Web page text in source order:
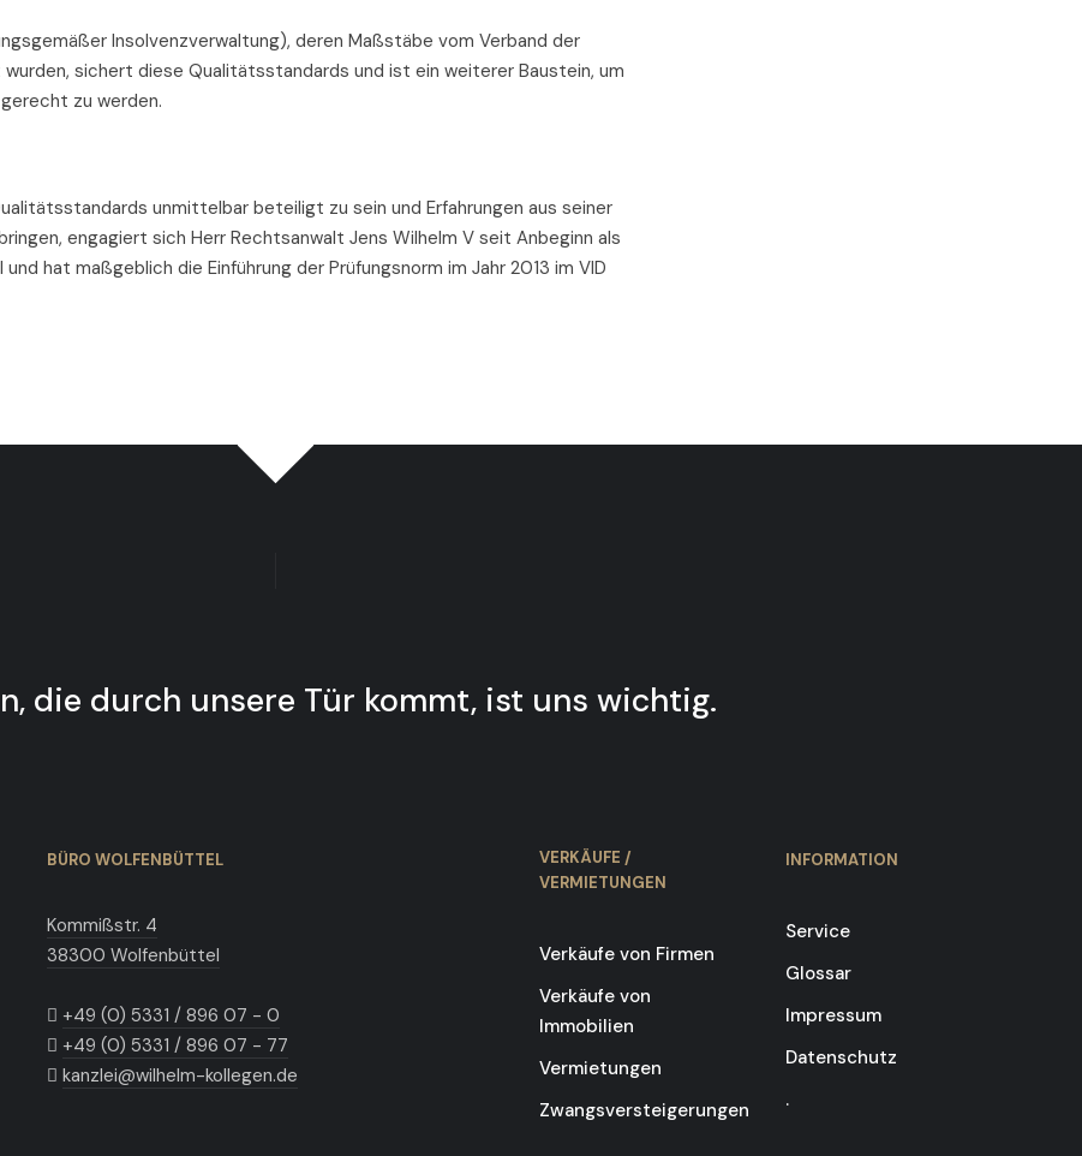
Insolvenzverwaltung), deren Maßstäbe vom Verband der
sichert diese Qualitätsstandards und ist ein weiterer Baustein, um
zu werden.
unmittelbar beteiligt zu sein und Erfahrungen aus seiner
engagiert sich Herr Rechtsanwalt Jens Wilhelm V seit Anbeginn als
hat maßgeblich die Einführung der Prüfungsnorm im Jahr 2013 im VID
die durch unsere Tür kommt, ist uns wichtig.
BÜRO WOLFENBÜTTEL
Kommißstr. 4
38300 Wolfenbüttel
+49 (0) 5331 / 896 07 - 0
+49 (0) 5331 / 896 07 - 77
kanzlei@wilhelm-kollegen.de
VERKÄUFE /
VERMIETUNGEN
Verkäufe von Firmen
Verkäufe von
Immobilien
Vermietungen
Zwangsversteigerungen
INFORMATION
Service
Glossar
Impressum
Datenschutz
.